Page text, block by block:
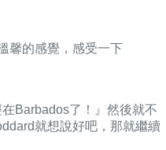
馨的感覺，感受一下
Barbados了！』然後就不
就想說好吧，那就繼續